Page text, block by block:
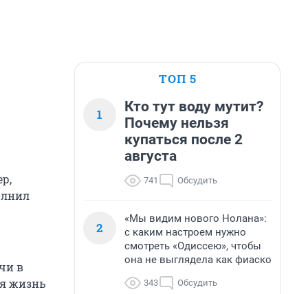
в
жизнь
ТОП 5
1
Кто тут воду мутит?
Почему нельзя
купаться после 2
августа
741 Обсудить
2
«Мы видим нового Нолана»:
с каким настроем нужно
смотреть «Одиссею», чтобы
она не выглядела как фиаско
343 Обсудить